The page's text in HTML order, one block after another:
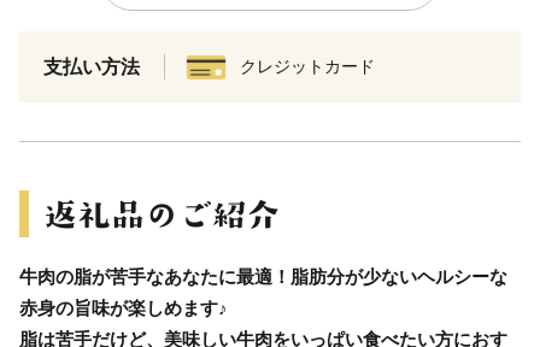
支払い方法 クレジットカード
牛肉の脂が苦手なあなたに最適！脂肪分が少ないヘルシーな
赤身の旨味が楽しめます♪
脂は苦手だけど、美味しい牛肉をいっぱい食べたい方におす